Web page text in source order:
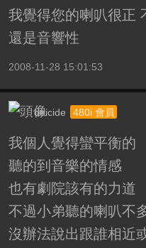
我覺得您的喇叭很正
還是音響性
2008-11-28 15:01:53
deicide 480i 會員
我個人覺得蠻平衡的
聽的到音樂的情感
也有劇院該有的力道
不過小弟聽的喇叭不
沒辦法說出跟誰相近